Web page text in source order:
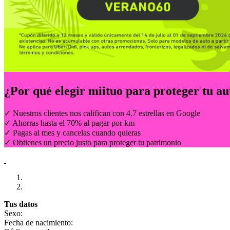
¿Por qué elegir miituo para proteger tu
✓ Nuestros clientes nos califican con 4.7 estrellas en Google
✓ Ahorras hasta el 70% al pagar por km
✓ Pagas al mes y cancelas cuando quieras
✓ Obtienes un precio justo para proteger tu patrimonio
Tus datos
Sexo:
Fecha de nacimiento: